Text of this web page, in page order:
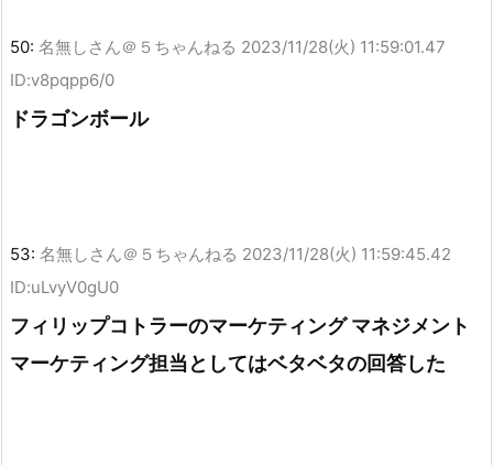
50: 名無しさん＠５ちゃんねる 2023/11/28(火) 11:59:01.47
ID:v8pqpp6/0
ドラゴンボール
53: 名無しさん＠５ちゃんねる 2023/11/28(火) 11:59:45.42
ID:uLvyV0gU0
フィリップコトラーのマーケティング マネジメント
マーケティング担当としてはベタベタの回答した